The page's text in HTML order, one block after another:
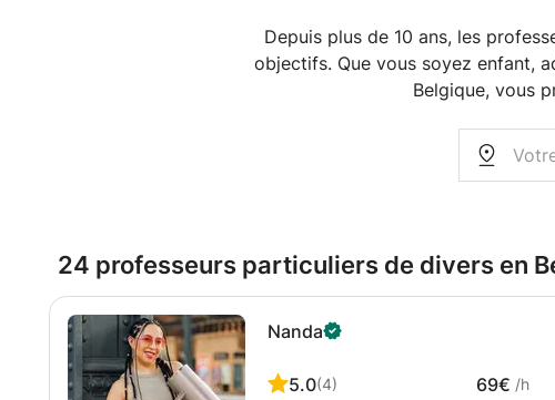
Depuis plus de 10 ans, les
objectifs. Que vous soyez enfant,
Belgique, vous
24 professeurs particuliers de divers en
Nanda
5.0(4) 69€ /h